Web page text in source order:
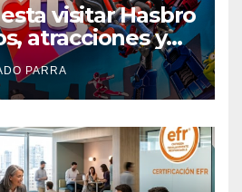
visitar Hasbro
atracciones y
Summer Fest
PARRA